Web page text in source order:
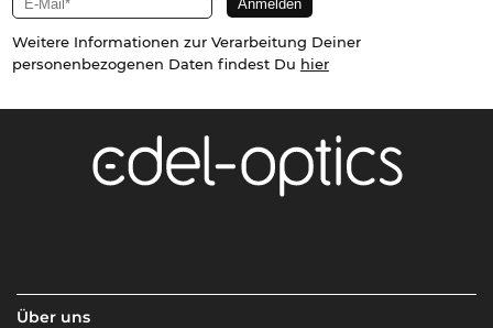
Weitere Informationen zur Verarbeitung Deiner
personenbezogenen Daten findest Du hier
Über uns